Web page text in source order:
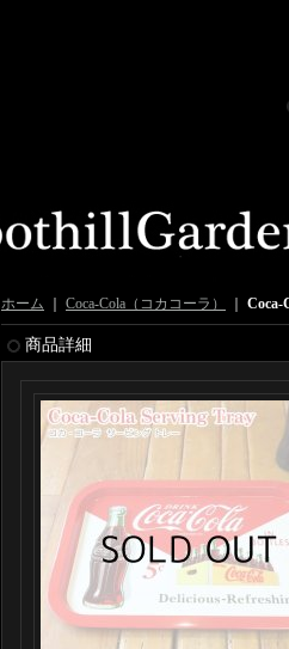
ホーム Coca-Cola（コカコーラ） Coca-
商品詳細